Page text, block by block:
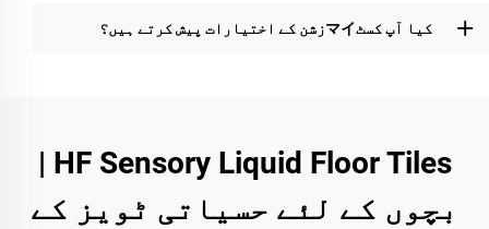
کیا آپ کسٹマイزشن کے اختیارات پیش کرتے ہیں؟
HF Sensory Liquid Floor Tiles |
بچوں کے لئے حسیاتی ٹویز کے